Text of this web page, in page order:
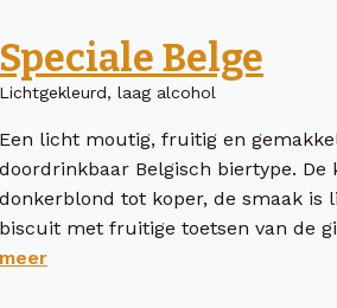
Speciale Belge
Lichtgekleurd, laag alcohol
Een licht moutig, fruitig en
doordrinkbaar Belgisch biertype. De
donkerblond tot koper, de smaak is
biscuit met fruitige toetsen van de
meer